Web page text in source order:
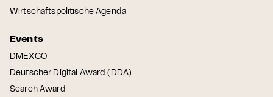
Wirtschaftspolitische Agenda
Events
DMEXCO
Deutscher Digital Award (DDA)
Search Award